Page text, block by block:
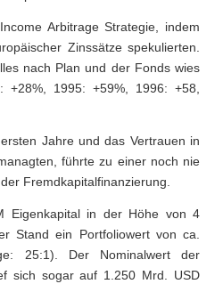
Arbitrage Strategie, indem
Zinssätze spekulierten.
nach Plan und der Fonds wies
+28%, 1995: +59%, 1996: +58,
Jahre und das Vertrauen in
führte zu einer noch nie
Fremdkapitalfinanzierung.
Eigenkapital in der Höhe von 4
Stand ein Portfoliowert von ca.
25:1). Der Nominalwert der
sich sogar auf 1.250 Mrd. USD